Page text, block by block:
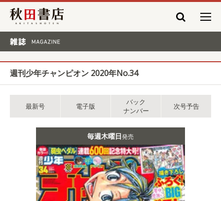
秋田書店
週刊少年チャンピオン 2020年No.34
最新号 電子版
バック
ナンバー
次号予告
毎週木曜日発売